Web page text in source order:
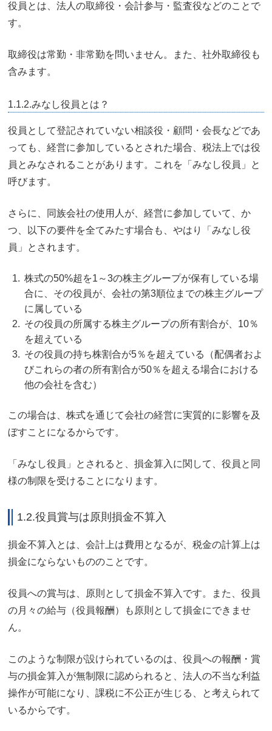
役員とは、法人の取締役・会計参与・監査役などのことで
す。
取締役は常勤・非常勤を問いません。また、社外取締役も
含みます。
1.1.2.みなし役員とは？
役員として登記されていない相談役・顧問・会長などであ
っても、経営に参加しているとされた場合、税法上では役
員とみなされることがあります。これを「みなし役員」と
呼びます。
さらに、同族会社の使用人が、経営に参加していて、か
つ、以下の要件を全てみたす場合も、やはり「みなし役
員」とされます。
株式の50%超を1～3の株主グループが保有している場
合に、その役員が、会社の第3順位までの株主グループ
に属している
その役員の所属する株主グループの所有割合が、10％
を超えている
その役員の持ち株割合が5％を超えている（配偶者およ
びこれらの者の所有割合が50％を超える場合における
他の会社を含む）
この場合は、株式を通じて会社の経営に実質的に影響を及
ぼすことになるからです。
「みなし役員」とされると、損金算入に関して、役員と同
様の制限を受けることになります。
1.2.役員賞与は原則損金不算入
損金不算入とは、会計上は費用となるが、税金の計算上は
損金にならないもののことです。
役員への賞与は、原則として損金不算入です。また、役員
の月々の給与（役員報酬）も原則として損金にできませ
ん。
このような制限が設けられているのは、役員への報酬・賞
与の損金算入が無制限に認められると、法人の不当な利益
操作が可能になり、課税に不公正が生じる、と考えられて
いるからです。